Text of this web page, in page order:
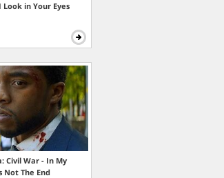
in Your Eyes
Civil War - In My
Not The End